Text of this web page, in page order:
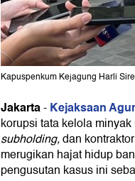
Kapuspenkum Kejagung Harli
Jakarta-Kejaksaan
korupsi tata kelola
subholding,dan
merugikan hajat hidup
pengusutan kasus ini